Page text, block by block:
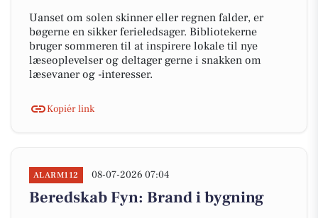
Uanset om solen skinner eller regnen falder, er
bøgerne en sikker ferieledsager. Bibliotekerne
bruger sommeren til at inspirere lokale til nye
læseoplevelser og deltager gerne i snakken om
læsevaner og -interesser.
Kopiér link
ALARM112 08-07-2026 07:04
Beredskab Fyn: Brand i bygning